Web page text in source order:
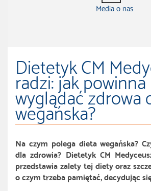
Media o nas
Dietetyk CM
radzi: jak powinna
wyglądać zdrowa
wegańska?
Na czym polega dieta wegańska?
dla zdrowia? Dietetyk CM
przedstawia zalety tej diety oraz
o czym trzeba pamiętać, decydując